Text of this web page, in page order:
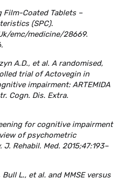
Film-Coated Tablets –
(SPC).
emc/medicine/28669.
A.D., et al. A randomised,
trial of Actovegin in
impairment: ARTEMIDA
Cogn. Dis. Extra.
for cognitive impairment
of psychometric
Rehabil. Med. 2015;47:193–
L., et al. and MMSE versus